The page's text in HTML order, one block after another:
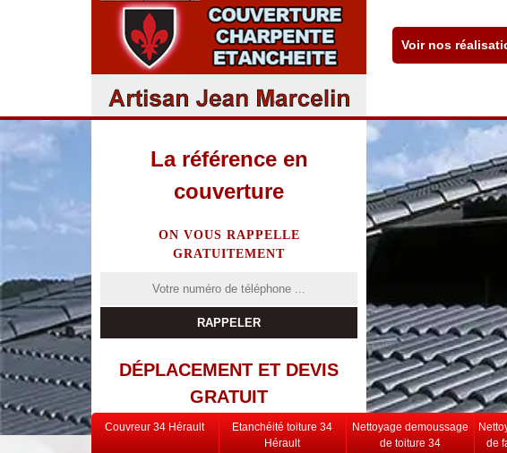
Voir nos
La référence en
couverture
ON VOUS RAPPELLE
GRATUITEMENT
DÉPLACEMENT ET DEVIS
GRATUIT
Couvreur 34 Hérault
Etanchéité toiture 34
Hérault
Nettoyage demoussage
de toiture 34
de